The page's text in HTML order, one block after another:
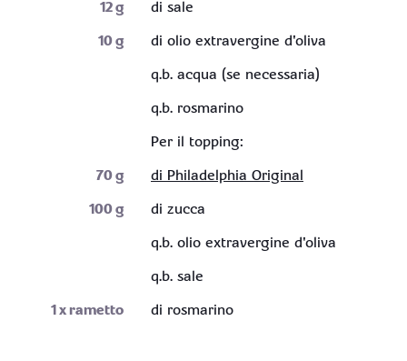
12g
di sale
10g
di olio extravergine d'oliva
q.b. acqua (se necessaria)
q.b. rosmarino
Per il topping:
70g
di Philadelphia Original
100g
di zucca
q.b. olio extravergine d'oliva
q.b. sale
1x rametto di rosmarino